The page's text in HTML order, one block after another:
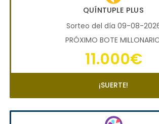
QUÍNTUPLE PLUS
Sorteo del día 09-08-
PRÓXIMO BOTE
11.000€
¡SUERTE!